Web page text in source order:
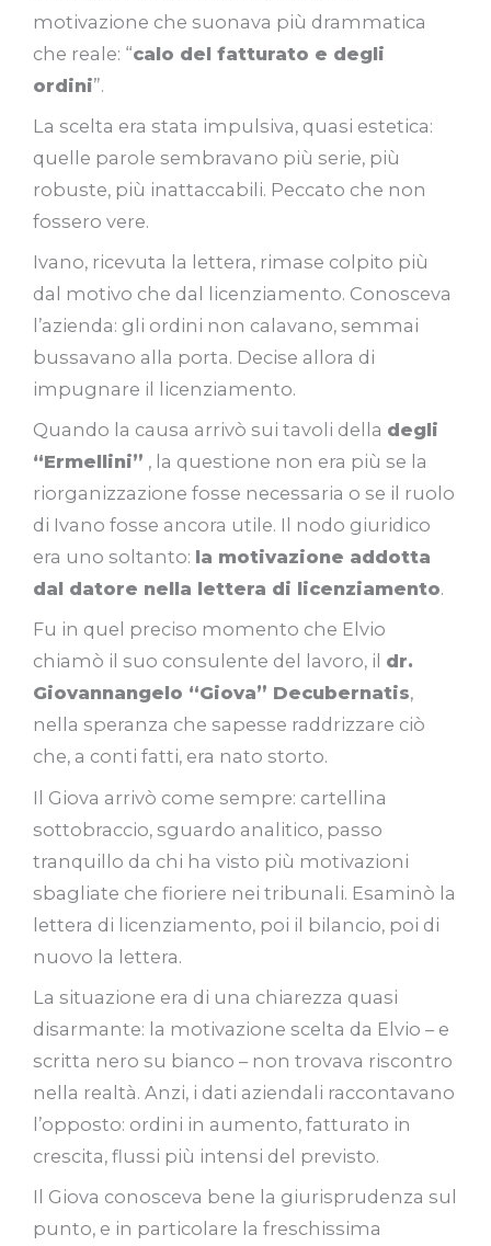
motivazione che suonava più drammatica
che reale: “calo del fatturato e degli
ordini”.
La scelta era stata impulsiva, quasi estetica:
quelle parole sembravano più serie, più
robuste, più inattaccabili. Peccato che non
fossero vere.
Ivano, ricevuta la lettera, rimase colpito più
dal motivo che dal licenziamento. Conosceva
l’azienda: gli ordini non calavano, semmai
bussavano alla porta. Decise allora di
impugnare il licenziamento.
Quando la causa arrivò sui tavoli della degli
“Ermellini” , la questione non era più se la
riorganizzazione fosse necessaria o se il ruolo
di Ivano fosse ancora utile. Il nodo giuridico
era uno soltanto: la motivazione addotta
dal datore nella lettera di licenziamento.
Fu in quel preciso momento che Elvio
chiamò il suo consulente del lavoro, il dr.
Giovannangelo “Giova” Decubernatis,
nella speranza che sapesse raddrizzare ciò
che, a conti fatti, era nato storto.
Il Giova arrivò come sempre: cartellina
sottobraccio, sguardo analitico, passo
tranquillo da chi ha visto più motivazioni
sbagliate che fioriere nei tribunali. Esaminò la
lettera di licenziamento, poi il bilancio, poi di
nuovo la lettera.
La situazione era di una chiarezza quasi
disarmante: la motivazione scelta da Elvio – e
scritta nero su bianco – non trovava riscontro
nella realtà. Anzi, i dati aziendali raccontavano
l’opposto: ordini in aumento, fatturato in
crescita, flussi più intensi del previsto.
Il Giova conosceva bene la giurisprudenza sul
punto, e in particolare la freschissima